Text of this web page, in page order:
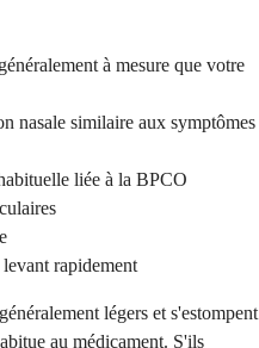
à mesure que votre
nasale similaire aux symptômes
liée à la BPCO
rapidement
légers et s'estompent
au médicament. S'ils